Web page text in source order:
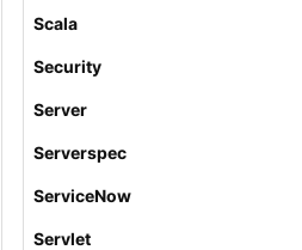
Scala
Security
Server
Serverspec
ServiceNow
Servlet